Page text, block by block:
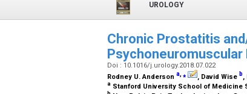
UROLOGY
Chronic Prostatitis
Doi : 10.1016/j.urology.2018.07.022
Rodney U. Anderson a,⁎ , David Wise b,
a Stanford University School of Medicine